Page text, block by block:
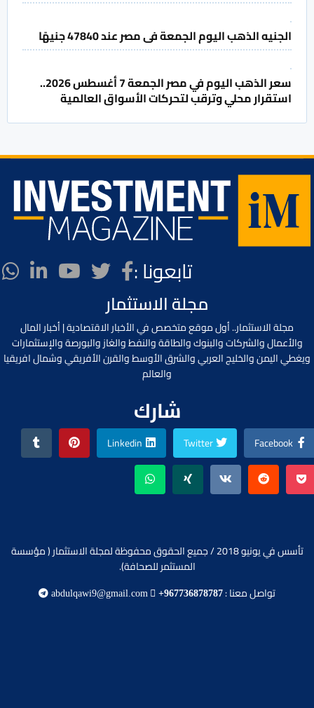
الجنيه الذهب اليوم الجمعة فى مصر عند 47840 جنيهًا
سعر الذهب اليوم في مصر الجمعة 7 أغسطس 2026..
استقرار محلي وترقب لتحركات الأسواق العالمية
تابعونا :
مجلة الاستثمار
مجلة الاستثمار.. أول موقع متخصص في الأخبار الاقتصادية | أخبار المال
والأعمال والشركات والبنوك والطاقة والنفط والغاز والبورصة والإستثمارات
ويغطي اليمن والخليج العربي والشرق الأوسط والقرن الأفريقي وشمال افريقيا
والعالم
شارك
Facebook
Twitter
Linkedin
تأسس في يونيو 2018 / جميع الحقوق محفوظة لمجلة الاستثمار ( مؤسسة
المستثمر للصحافة).
تواصل معنا : +967736878787
abdulqawi9@gmail.com